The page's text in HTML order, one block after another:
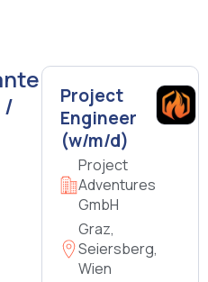
/
Project
Engineer
(w/m/d)
Project
Adventures
GmbH
Graz,
Seiersberg,
Wien